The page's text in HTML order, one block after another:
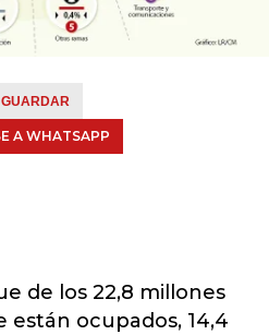
GUARDAR
A WHATSAPP
de los 22,8 millones
están ocupados, 14,4